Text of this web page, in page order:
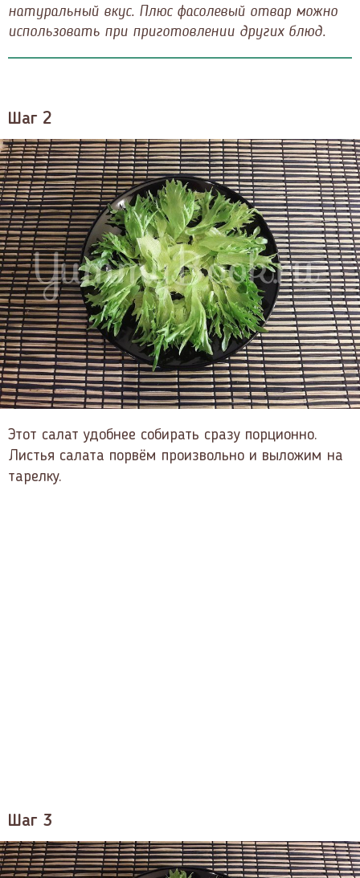
натуральный вкус. Плюс фасолевый отвар можно
использовать при приготовлении других блюд.
Шаг 2
Этот салат удобнее собирать сразу порционно.
Листья салата порвём произвольно и выложим на
тарелку.
Шаг 3